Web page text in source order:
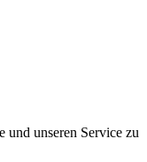
und unseren Service zu